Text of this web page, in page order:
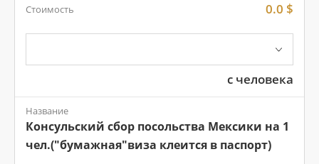
Стоимость 0.0 $
с человека
Название
Консульский сбор посольства Мексики на 1
чел.("бумажная"виза клеится в паспорт)